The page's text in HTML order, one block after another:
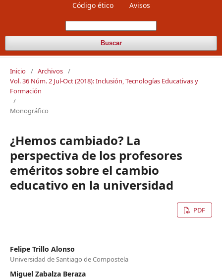
Código ético Avisos
Buscar
Inicio / Archivos /
Vol. 36 Núm. 2 Jul-Oct (2018): Inclusión, Tecnologías Educativas y
Formación
/
Monográfico
¿Hemos cambiado? La
perspectiva de los profesores
eméritos sobre el cambio
educativo en la universidad
PDF
Felipe Trillo Alonso
Universidad de Santiago de Compostela
Miguel Zabalza Beraza